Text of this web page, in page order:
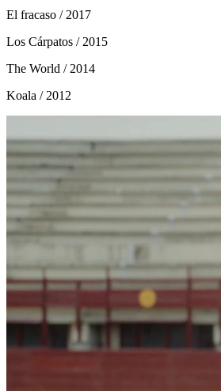
El fracaso / 2017
Los Cárpatos / 2015
The World / 2014
Koala / 2012